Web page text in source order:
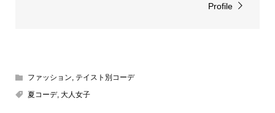
Profile
ファッション テイスト別コーデ
夏コーデ, 大人女子